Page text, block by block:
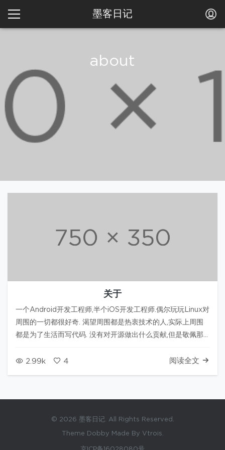
墨客日记
about
关于
一个Android开发工程师,半个iOS开发工程师.偶尔玩玩Linux对
周围的一切都很好奇. 渴望周围都是热衷技术的人,实际上周围
都是为了生活而写代码. 没有对开源做出什么贡献,但是敬佩那
云 domain: 中资源 ssl:…
2.99k 4 阅读全文
© 2026 墨客日记. All Rights Reserved.
Theme Dobby Made By Vtrois.